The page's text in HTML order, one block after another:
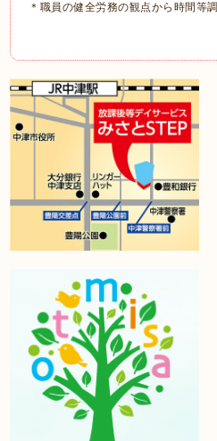
＊職員の健全労務の観点から時間等